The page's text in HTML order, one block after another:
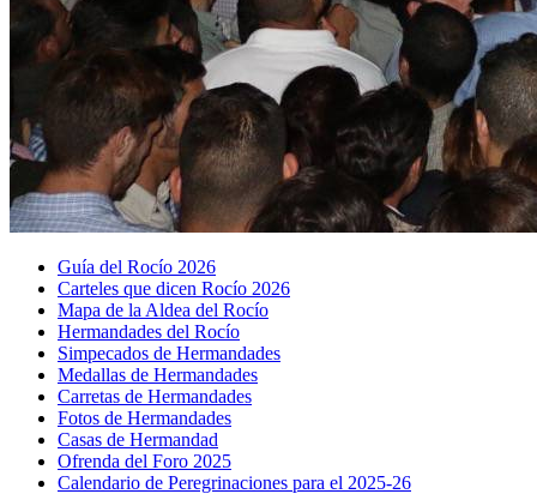
Guía del Rocío 2026
Carteles que dicen Rocío 2026
Mapa de la Aldea del Rocío
Hermandades del Rocío
Simpecados de Hermandades
Medallas de Hermandades
Carretas de Hermandades
Fotos de Hermandades
Casas de Hermandad
Ofrenda del Foro 2025
Calendario de Peregrinaciones para el 2025-26